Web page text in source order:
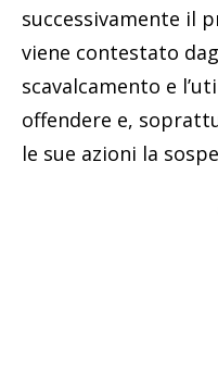
successivamente il
viene contestato
scavalcamento e
offendere e,
le sue azioni la